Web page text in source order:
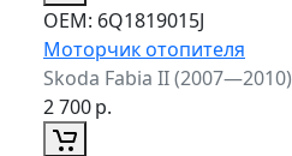
ОЕМ: 6Q1819015J
Моторчик отопителя
Skoda Fabia II (2007—2010)
2 700р.